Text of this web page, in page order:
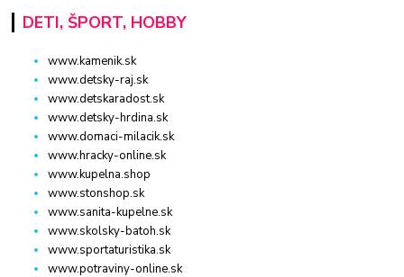
DETI, ŠPORT, HOBBY
www.kamenik.sk
www.detsky-raj.sk
www.detskaradost.sk
www.detsky-hrdina.sk
www.domaci-milacik.sk
www.hracky-online.sk
www.kupelna.shop
www.stonshop.sk
www.sanita-kupelne.sk
www.skolsky-batoh.sk
www.sportaturistika.sk
www.potraviny-online.sk